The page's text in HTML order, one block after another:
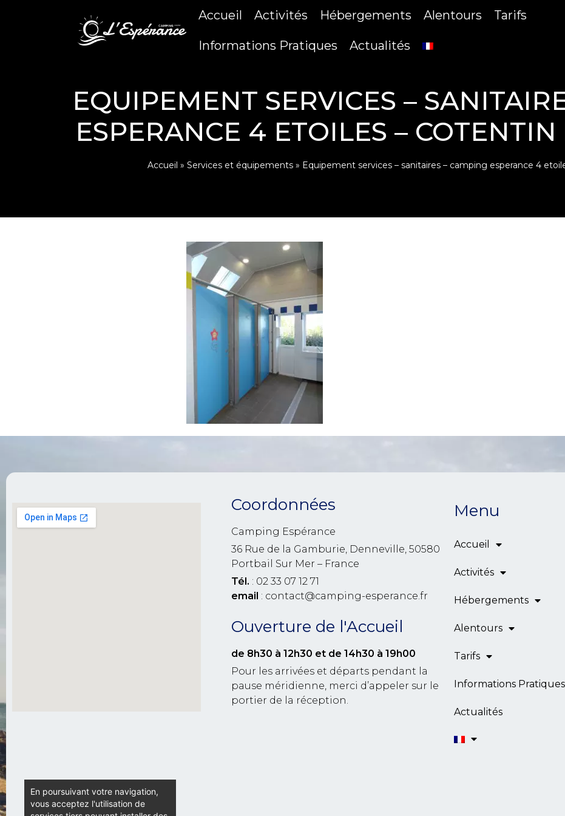
Accueil Activités Hébergements Alentours Tarifs
Informations Pratiques Actualités
EQUIPEMENT SERVICES –
ESPERANCE 4 ETOILES –
Accueil » Services et équipements » Equipement services – sanitaires – camping esperance 4
Coordonnées
Camping Espérance
36 Rue de la Gamburie, Denneville, 50580
Portbail Sur Mer – France
Tél. : 02 33 07 12 71
email : contact@camping-esperance.fr
Ouverture de l'Accueil
de 8h30 à 12h30 et de 14h30 à 19h00
Pour les arrivées et départs pendant la
pause méridienne, merci d’appeler sur le
portier de la réception.
Menu
Accueil
Activités
Hébergements
Alentours
Tarifs
Informations Pratiques
Actualités
En poursuivant votre navigation,
vous acceptez l'utilisation de